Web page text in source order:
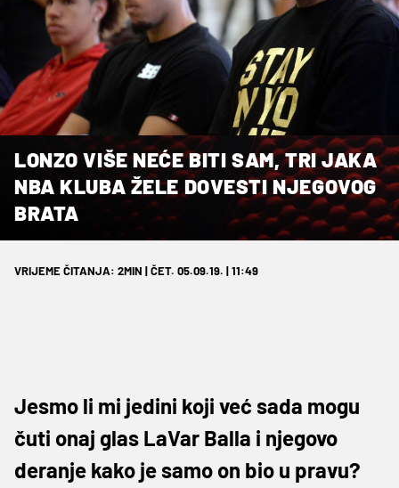
LONZO VIŠE NEĆE BITI SAM, TRI JAKA
NBA KLUBA ŽELE DOVESTI NJEGOVOG
BRATA
VRIJEME ČITANJA: 2MIN | ČET. 05.09.19. | 11:49
Jesmo li mi jedini koji već sada mogu
čuti onaj glas LaVar Balla i njegovo
deranje kako je samo on bio u pravu?